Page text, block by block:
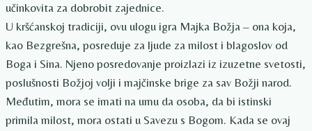
učinkovita za dobrobit zajednice.
U kršćanskoj tradiciji, ovu ulogu igra Majka Božja – ona koja,
kao Bezgrešna, posreduje za ljude za milost i blagoslov od
Boga i Sina. Njeno posredovanje proizlazi iz izuzetne svetosti,
poslušnosti Božjoj volji i majčinske brige za sav Božji narod.
Međutim, mora se imati na umu da osoba, da bi istinski
primila milost, mora ostati u Savezu s Bogom. Kada se ovaj